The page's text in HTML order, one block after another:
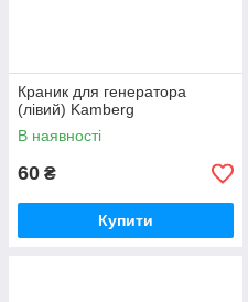
Краник для генератора
(лівий) Kamberg
В наявності
60 ₴
Купити